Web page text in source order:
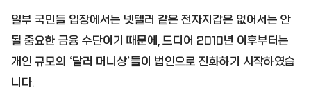
일부 국민들 입장에서는 넷텔러 같은 전자지갑은 없어서는 안
될 중요한 금융 수단이기 때문에, 드디어 2010년 이후부터는
개인 규모의 ‘달러 머니상’들이 법인으로 진화하기 시작하였습
니다.